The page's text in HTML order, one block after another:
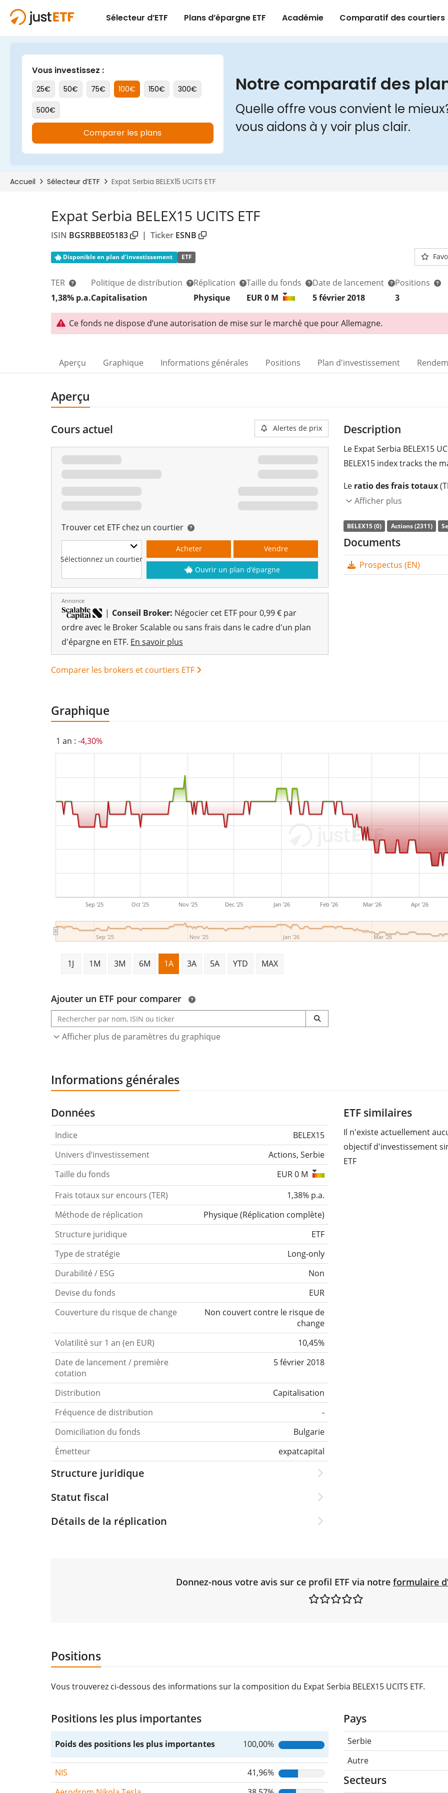
Expat Serbia BELEX15 UCITS ETF
ISIN BGSRBBE05183 | Ticker ESNB
Disponible en plan d'investissement ETF
TER
1,38% p.a.
Politique de distribution
Capitalisation
Réplication
Physique
Taille du fonds
EUR 0 M
Date de lancement
5 février 2018
Positions
3
Ce fonds ne dispose d’une autorisation de mise sur le marché que pour Allemagne.
Aperçu Graphique Informations générales Positions Plan d'investissement
Aperçu
Cours actuel Alertes de prix
Trouver cet ETF chez un courtier
Sélectionnez un courtier
Acheter Vendre
Ouvrir un plan d’épargne
Annonce
| Conseil Broker: Négocier cet ETF pour 0,99 € par
ordre avec le Broker Scalable ou sans frais dans le cadre d'un plan
d'épargne en ETF. En savoir plus
Comparer les brokers et courtiers ETF
Description
Le Expat Serbia BELEX15
BELEX15 index tracks the
Le ratio des frais totaux
reproduit la performance
sontcapitaliséset
sous gestion à hauteur de
Afficher plus
BELEX15 (0) Actions (2311)
Documents
Prospectus (EN)
Graphique
1 an : -4,30%
Sep '25 Oct '25 Nov '25 Dec '25 Jan '26 Feb '26 Mar '26 Apr '26
Sep '25 Nov '25 Jan '26 Mar '26
1J 1M 3M 6M 1A 3A 5A YTD MAX
Ajouter un ETF pour comparer
Afficher plus de paramètres du graphique
Informations générales
Données
Indice
BELEX15
Univers d’investissement
Actions, Serbie
Taille du fonds
EUR 0 M
Frais totaux sur encours (TER)
1,38% p.a.
Méthode de réplication
Physique(Réplication complète)
Structure juridique
ETF
Type de stratégie
Long-only
Durabilité / ESG
Non
Devise du fonds
EUR
Couverture du risque de change
Non couvert contre le risque de
change
Volatilité sur 1 an (en EUR)
10,45%
Date de lancement / première
cotation
5 février 2018
Distribution
Capitalisation
Fréquence de distribution
-
Domiciliation du fonds
Bulgarie
Émetteur
expatcapital
Structure juridique
Statut fiscal
Détails de la réplication
ETF similaires
Il n'existe actuellement
objectif d'investissement
ETF
Donnez-nous votre avis sur ce profil ETF via notre formulaire
Positions
Vous trouverez ci-dessous des informations sur la composition du Expat Serbia BELEX15 UCITS ETF.
Positions les plus importantes
Poids des positions les plus importantes 100,00%
NIS
41,96%
Pays
Serbie
Autre
Secteurs